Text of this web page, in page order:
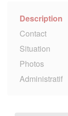
Description
Contact
Situation
Photos
Administratif